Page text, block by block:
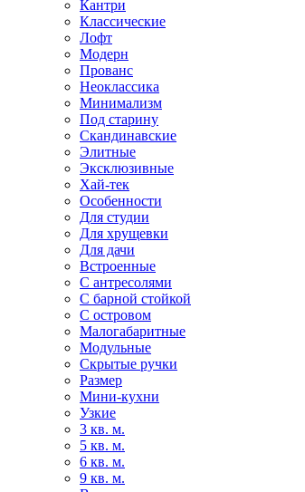
Кантри
Классические
Лофт
Модерн
Прованс
Неоклассика
Минимализм
Под старину
Скандинавские
Элитные
Эксклюзивные
Хай-тек
Особенности
Для студии
Для хрущевки
Для дачи
Встроенные
С антресолями
С барной стойкой
С островом
Малогабаритные
Модульные
Скрытые ручки
Размер
Мини-кухни
Узкие
3 кв. м.
5 кв. м.
6 кв. м.
9 кв. м.